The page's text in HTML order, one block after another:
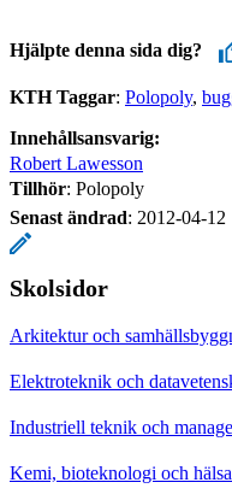
Hjälpte denna sida dig?
KTH Taggar: Polopoly
Innehållsansvarig:
Robert Lawesson
Tillhör: Polopoly
Senast ändrad: 2012-04-12
Skolsidor
Arkitektur och
Elektroteknik och
Industriell teknik och
Kemi, bioteknologi och